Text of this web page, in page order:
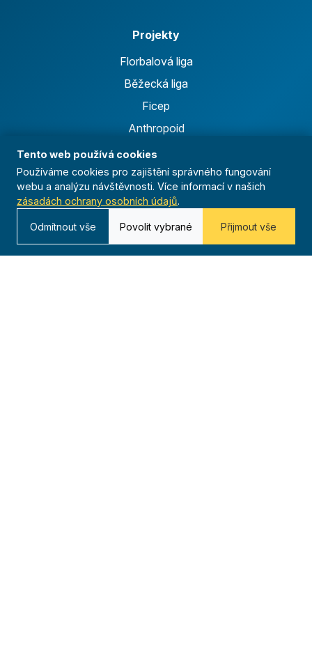
Projekty
Florbalová liga
Běžecká liga
Ficep
Anthropoid
Celoroční činnost
Výsledky
Archiv
Tento web používá cookies
Používáme cookies pro zajištění správného fungování
webu a analýzu návštěvnosti. Více informací v našich
zásadách ochrany osobních údajů.
Odmítnout vše Povolit vybrané Přijmout vše